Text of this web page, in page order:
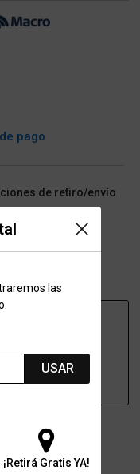
las
USAR
¡Retirá Gratis YA!
pago
de retiro/envío
talle